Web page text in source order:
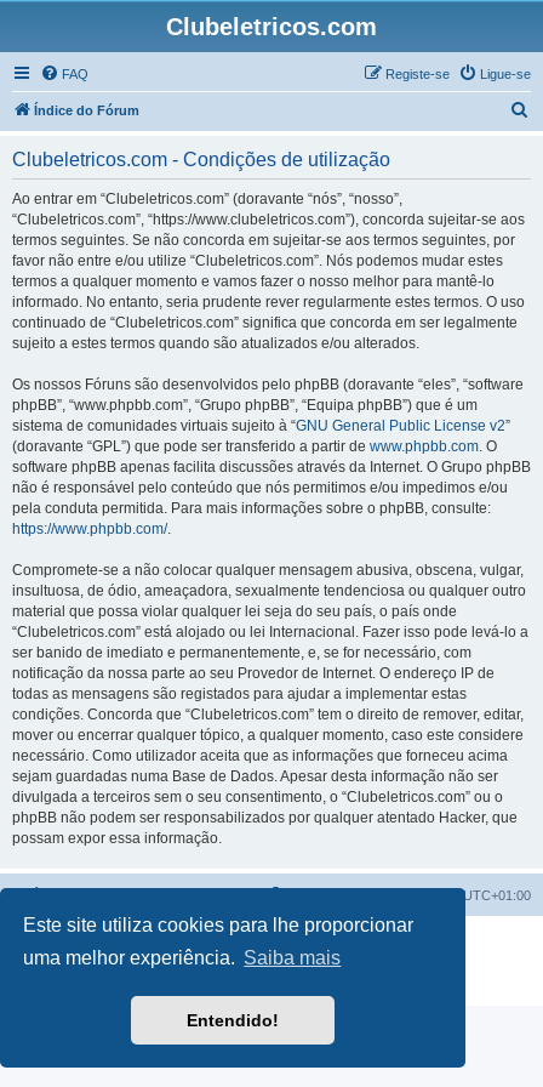
Este site utiliza cookies para lhe proporcionar
uma melhor experiência. Saiba mais
Entendido!
Clubeletricos.com
FAQ Ligue-se
Registe-se
Índice do Fórum
Clubeletricos.com - Condições de utilização
Ao entrar em “Clubeletricos.com” (doravante “nós”, “nosso”,
“Clubeletricos.com”, “https://www.clubeletricos.com”), concorda sujeitar-se aos
termos seguintes. Se não concorda em sujeitar-se aos termos seguintes, por
favor não entre e/ou utilize “Clubeletricos.com”. Nós podemos mudar estes
termos a qualquer momento e vamos fazer o nosso melhor para mantê-lo
informado. No entanto, seria prudente rever regularmente estes termos. O uso
continuado de “Clubeletricos.com” significa que concorda em ser legalmente
sujeito a estes termos quando são atualizados e/ou alterados.
Os nossos Fóruns são desenvolvidos pelo phpBB (doravante “eles”, “software
phpBB”, “www.phpbb.com”, “Grupo phpBB”, “Equipa phpBB”) que é um
sistema de comunidades virtuais sujeito à “GNU General Public License v2”
(doravante “GPL”) que pode ser transferido a partir de www.phpbb.com. O
software phpBB apenas facilita discussões através da Internet. O Grupo phpBB
não é responsável pelo conteúdo que nós permitimos e/ou impedimos e/ou
pela conduta permitida. Para mais informações sobre o phpBB, consulte:
https://www.phpbb.com/.
Compromete-se a não colocar qualquer mensagem abusiva, obscena, vulgar,
insultuosa, de ódio, ameaçadora, sexualmente tendenciosa ou qualquer outro
material que possa violar qualquer lei seja do seu país, o país onde
“Clubeletricos.com” está alojado ou lei Internacional. Fazer isso pode levá-lo a
ser banido de imediato e permanentemente, e, se for necessário, com
notificação da nossa parte ao seu Provedor de Internet. O endereço IP de
todas as mensagens são registados para ajudar a implementar estas
condições. Concorda que “Clubeletricos.com” tem o direito de remover, editar,
mover ou encerrar qualquer tópico, a qualquer momento, caso este considere
necessário. Como utilizador aceita que as informações que forneceu acima
sejam guardadas numa Base de Dados. Apesar desta informação não ser
divulgada a terceiros sem o seu consentimento, o “Clubeletricos.com” ou o
phpBB não podem ser responsabilizados por qualquer atentado Hacker, que
possam expor essa informação.
UTC+01:00
phpBB
® Forum Software © phpBB Limited
Traduzido por:
phpBB Portugal